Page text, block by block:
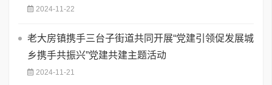
2024-11-22
老大房镇携手三台子街道共同开展“党建引领促发展城
乡携手共振兴”党建共建主题活动
2024-11-21